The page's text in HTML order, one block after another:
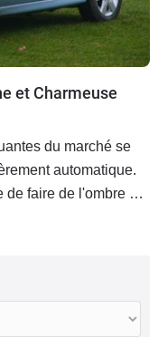
et Charmeuse
du marché se
automatique.
de faire de l'ombre à